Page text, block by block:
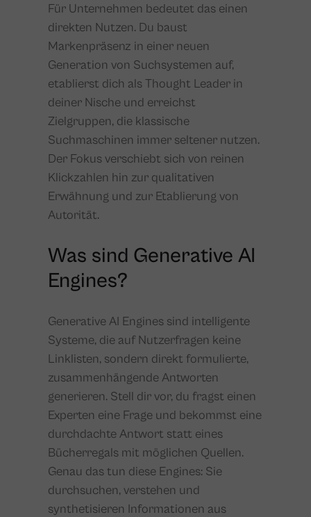
Für Unternehmen bedeutet das einen
direkten Nutzen. Du baust
Markenpräsenz in einer neuen
Generation von Suchsystemen auf,
etablierst dich als Thought Leader in
deiner Nische und erreichst
Zielgruppen, die klassische
Suchmaschinen immer seltener nutzen.
Der Fokus verschiebt sich von reinen
Klickzahlen hin zur qualitativen
Erwähnung und zur Etablierung von
Autorität.
Was sind Generative AI
Engines?
Generative AI Engines sind intelligente
Systeme, die auf Nutzerfragen keine
Linklisten, sondern direkt formulierte,
zusammenhängende Antworten
generieren. Stell dir vor, du fragst einen
Experten eine Frage und bekommst eine
durchdachte Antwort statt eines
Bücherregals mit möglichen Quellen.
Genau das tun diese Engines: Sie
durchsuchen, verstehen und
synthetisieren Informationen aus